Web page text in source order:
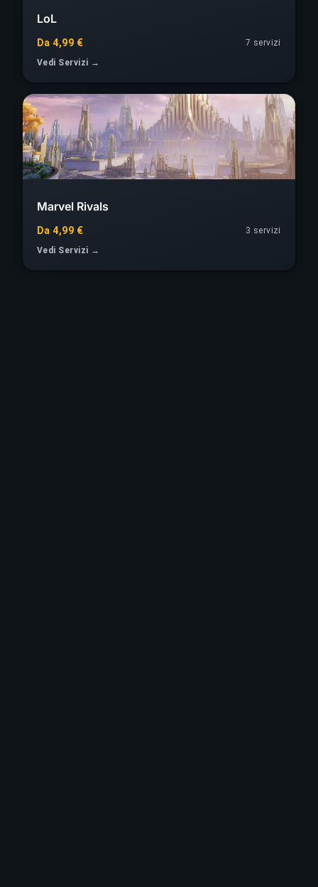
LoL
Da 4,99 €
7 servizi
Vedi Servizi →
Marvel Rivals
Da 4,99 €
3 servizi
Vedi Servizi →